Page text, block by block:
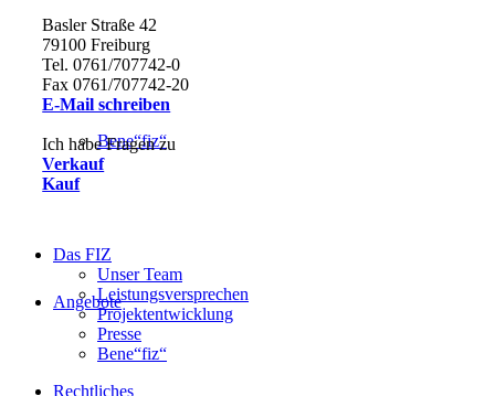
Bene“fiz“
Angebote
Basler Straße 42
79100 Freiburg
Tel. 0761/707742-0
Fax 0761/707742-20
E-Mail schreiben
Ich habe Fragen zu
Verkauf
Kauf
Das FIZ
Unser Team
Leistungsversprechen
Projektentwicklung
Presse
Bene“fiz“
Rechtliches